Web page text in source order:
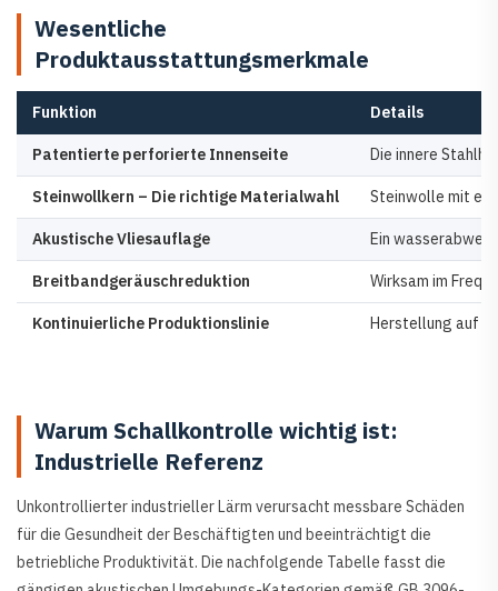
Wesentliche
Produktausstattungsmerkmale
Funktion Details
Patentierte perforierte Innenseite Die innere
Steinwollkern – Die richtige Materialwahl Steinwolle mit
Akustische Vliesauflage Ein
Breitbandgeräuschreduktion Wirksam im
Kontinuierliche Produktionslinie Herstellung auf
Warum Schallkontrolle wichtig ist:
Industrielle Referenz
Unkontrollierter industrieller Lärm verursacht messbare Schäden
für die Gesundheit der Beschäftigten und beeinträchtigt die
betriebliche Produktivität. Die nachfolgende Tabelle fasst die